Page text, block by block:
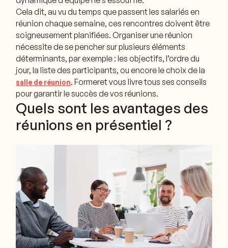
Cela dit, au vu du temps que passent les salariés en
réunion chaque semaine, ces rencontres doivent être
soigneusement planifiées. Organiser une réunion
nécessite de se pencher sur plusieurs éléments
déterminants, par exemple : les objectifs, l’ordre du
jour, la liste des participants, ou encore le choix de la
salle de réunion. Formeret vous livre tous ses conseils
pour garantir le succès de vos réunions.
Quels sont les avantages des
réunions en présentiel ?